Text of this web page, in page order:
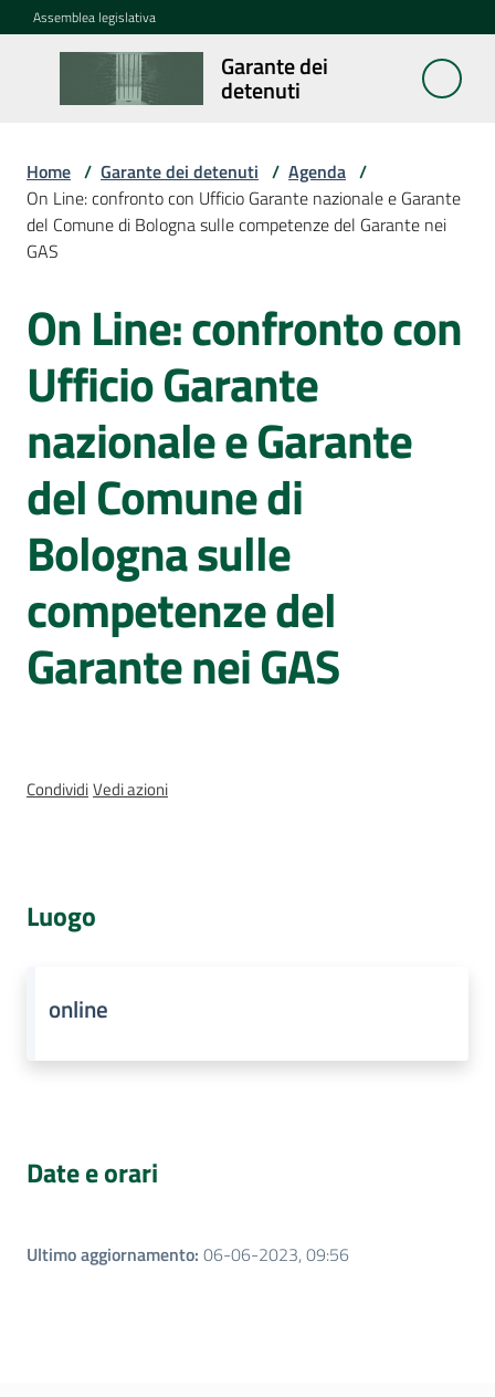
Vai al contenuto
Vai alla navigazione
Vai al footer
Assemblea legislativa
Garante dei
detenuti
Garante
dei
Cosa
fa
Notizie
Segnalazioni
Assemblea
legislativa
Assemblea
Attività
Home / Garante dei detenuti / Agenda /
On Line: confronto con Ufficio Garante nazionale e Garante
del Comune di Bologna sulle competenze del Garante nei
GAS
Salta al contenuto
On Line: confronto con
Ufficio Garante
nazionale e Garante
del Comune di
Bologna sulle
competenze del
Garante nei GAS
CondividiVedi azioni
Luogo
online
Date e orari
Ultimo aggiornamento: 06-06-2023, 09:56